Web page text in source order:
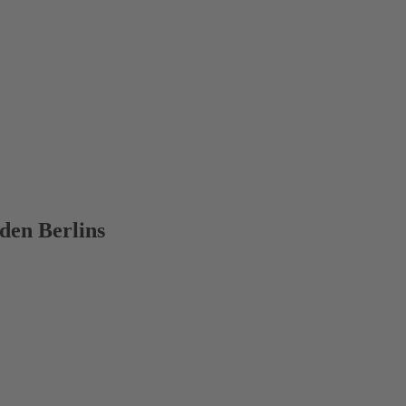
Berlins